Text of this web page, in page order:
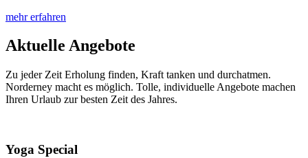
mehr erfahren
Aktuelle Angebote
Zu jeder Zeit Erholung finden, Kraft tanken und durchatmen.
Norderney macht es möglich. Tolle, individuelle Angebote machen
Ihren Urlaub zur besten Zeit des Jahres.
Yoga Special